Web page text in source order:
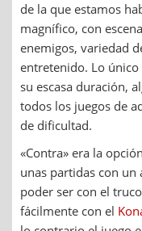
de la que estamos
magnífico, con
enemigos, variedad
entretenido. Lo único
su escasa duración,
todos los juegos de
de dificultad.
«Contra» era la
unas partidas con un
poder ser con el
fácilmente con el